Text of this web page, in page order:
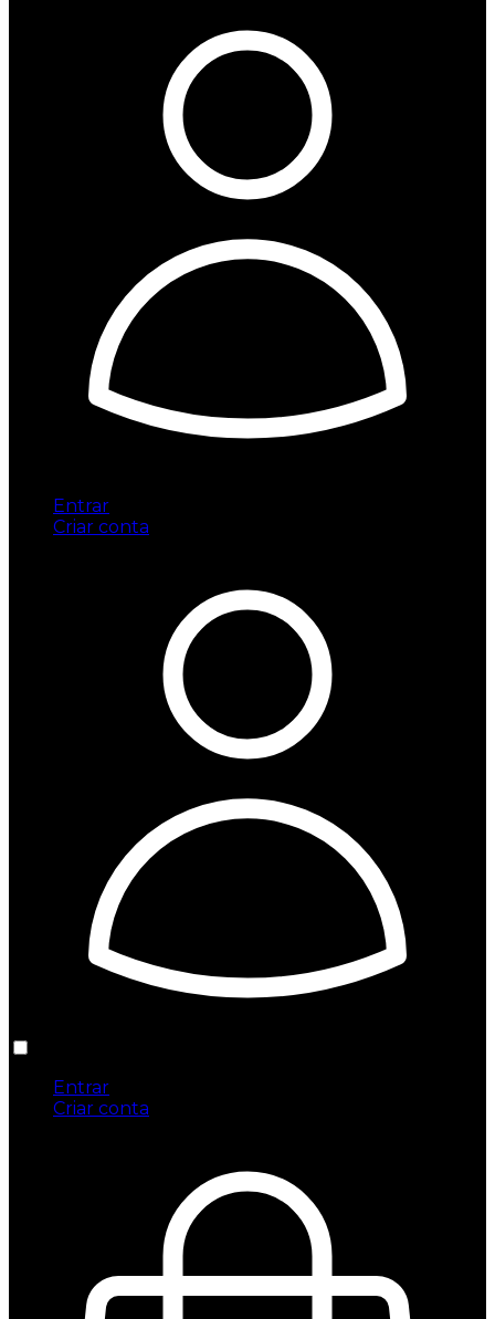
Entrar
Criar conta
Entrar
Criar conta